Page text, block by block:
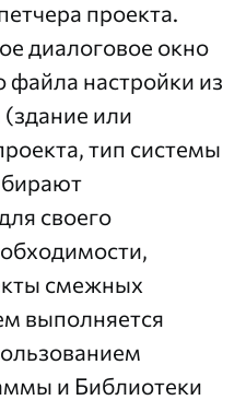
проекта.
диалоговое окно
файла настройки из
или
тип системы
своего
смежных
выполняется
и Библиотеки